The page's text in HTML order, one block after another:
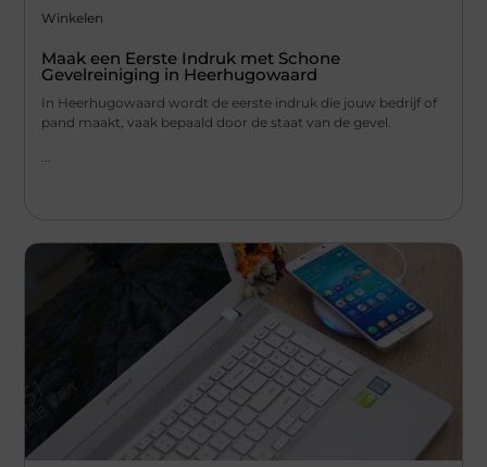
Winkelen
Maak een Eerste Indruk met Schone
Gevelreiniging in Heerhugowaard
In Heerhugowaard wordt de eerste indruk die jouw bedrijf of
pand maakt, vaak bepaald door de staat van de gevel.
...